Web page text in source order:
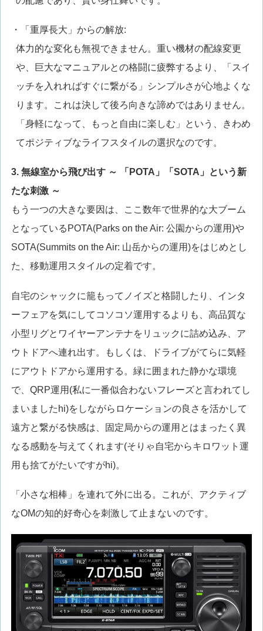
・「重厚長大」からの解放:
体力的な変化も無視できません。重い機材の配線変更
や、巨大なマニュアルとの格闘に疲弊するより、「スイ
ッチを入れればすぐに繋がる」シンプルさが心地よくな
ります。これは決して後ろ向きな諦めではありません。
「身軽になって、もっと自由に楽しむ」という、きわめ
てポジティブなライフスタイルの選択なのです。
3. 無線室から飛び出す ～ 「POTA」「SOTA」という新
たな刺激 ～
もう一つの大きな要因は、ここ数年で世界的な大ブーム
となっているPOTA(Parks on the Air: 公園からの運用)や
SOTA(Summits on the Air: 山岳からの運用)をはじめとし
た、移動運用スタイルの定着です。
自宅のシャックに籠もってノイズと格闘したり、インタ
ーフェアを気にしてコソコソ運用するよりも、高品質な
小型リグとワイヤーアンテナをリュックに詰め込み、ア
ウトドアへ連れ出す。もしくは、ドライブがてらに気軽
にアウトドアから運用する。緑に囲まれた静かな環境
で、QRP運用(私に一番似合わないフレーズと言われてし
まいましたhi)をしながらロケーションの良さを活かして
遠方と繋がる快感は、固定局からの運用とはまったく異
なる感動を与えてくれます(そりゃ自宅からキロワット運
用も捨てがたいですがhi)。
「小さな相棒」を連れて外に出る。これが、アクティブ
なOMの知的好奇心を刺激して止まないのです。